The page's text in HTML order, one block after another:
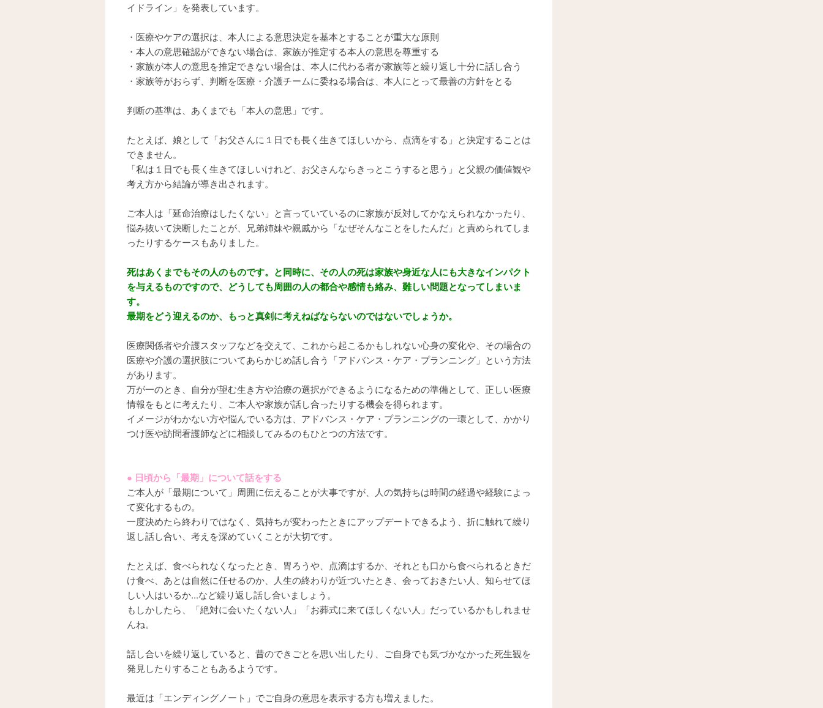
イドライン」を発表しています。
・医療やケアの選択は、本人による意思決定を基本とすることが重大な原則
・本人の意思確認ができない場合は、家族が推定する本人の意思を尊重する
・家族が本人の意思を推定できない場合は、本人に代わる者が家族等と繰り返し十分に話し合う
・家族等がおらず、判断を医療・介護チームに委ねる場合は、本人にとって最善の方針をとる
判断の基準は、あくまでも「本人の意思」です。
たとえば、娘として「お父さんに１日でも長く生きてほしいから、点滴をする」と決定することは
できません。
「私は１日でも長く生きてほしいけれど、お父さんならきっとこうすると思う」と父親の価値観や
考え方から結論が導き出されます。
ご本人は「延命治療はしたくない」と言っていているのに家族が反対してかなえられなかったり、
悩み抜いて決断したことが、兄弟姉妹や親戚から「なぜそんなことをしたんだ」と責められてしま
ったりするケースもありました。
死はあくまでもその人のものです。と同時に、その人の死は家族や身近な人にも大きなインパクト
を与えるものですので、どうしても周囲の人の都合や感情も絡み、難しい問題となってしまいま
す。
最期をどう迎えるのか、もっと真剣に考えねばならないのではないでしょうか。
医療関係者や介護スタッフなどを交えて、これから起こるかもしれない心身の変化や、その場合の
医療や介護の選択肢についてあらかじめ話し合う「アドバンス・ケア・プランニング」という方法
があります。
万が一のとき、自分が望む生き方や治療の選択ができるようになるための準備として、正しい医療
情報をもとに考えたり、ご本人や家族が話し合ったりする機会を得られます。
イメージがわかない方や悩んでいる方は、アドバンス・ケア・プランニングの一環として、かかり
つけ医や訪問看護師などに相談してみるのもひとつの方法です。
● 日頃から「最期」について話をする
ご本人が「最期について」周囲に伝えることが大事ですが、人の気持ちは時間の経過や経験によっ
て変化するもの。
一度決めたら終わりではなく、気持ちが変わったときにアップデートできるよう、折に触れて繰り
返し話し合い、考えを深めていくことが大切です。
たとえば、食べられなくなったとき、胃ろうや、点滴はするか、それとも口から食べられるときだ
け食べ、あとは自然に任せるのか、人生の終わりが近づいたとき、会っておきたい人、知らせてほ
しい人はいるか...など繰り返し話し合いましょう。
もしかしたら、「絶対に会いたくない人」「お葬式に来てほしくない人」だっているかもしれませ
んね。
話し合いを繰り返していると、昔のできごとを思い出したり、ご自身でも気づかなかった死生観を
発見したりすることもあるようです。
最近は「エンディングノート」でご自身の意思を表示する方も増えました。